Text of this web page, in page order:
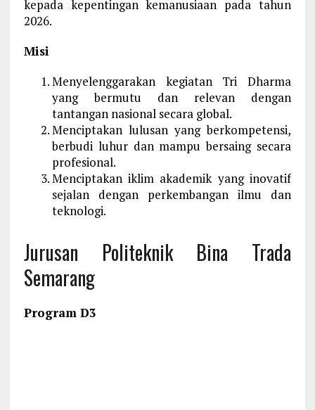
kepada kepentingan kemanusiaan pada tahun
2026.
Misi
Menyelenggarakan kegiatan Tri Dharma
yang bermutu dan relevan dengan
tantangan nasional secara global.
Menciptakan lulusan yang berkompetensi,
berbudi luhur dan mampu bersaing secara
profesional.
Menciptakan iklim akademik yang inovatif
sejalan dengan perkembangan ilmu dan
teknologi.
Jurusan Politeknik Bina Trada
Semarang
Program D3